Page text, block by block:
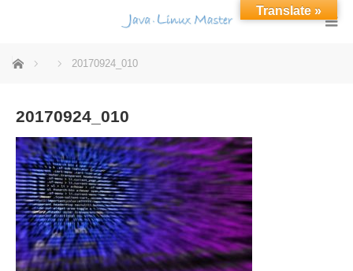
ホーム 20170924_010
20170924_010
Translate »